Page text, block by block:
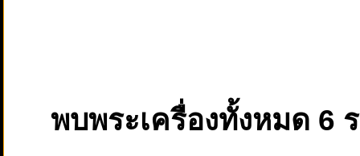
พบพระเครื่องทั้งหมด 6